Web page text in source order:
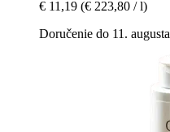
€ 11,19 (€ 223,80 / l)
Doručenie do 11. augusta